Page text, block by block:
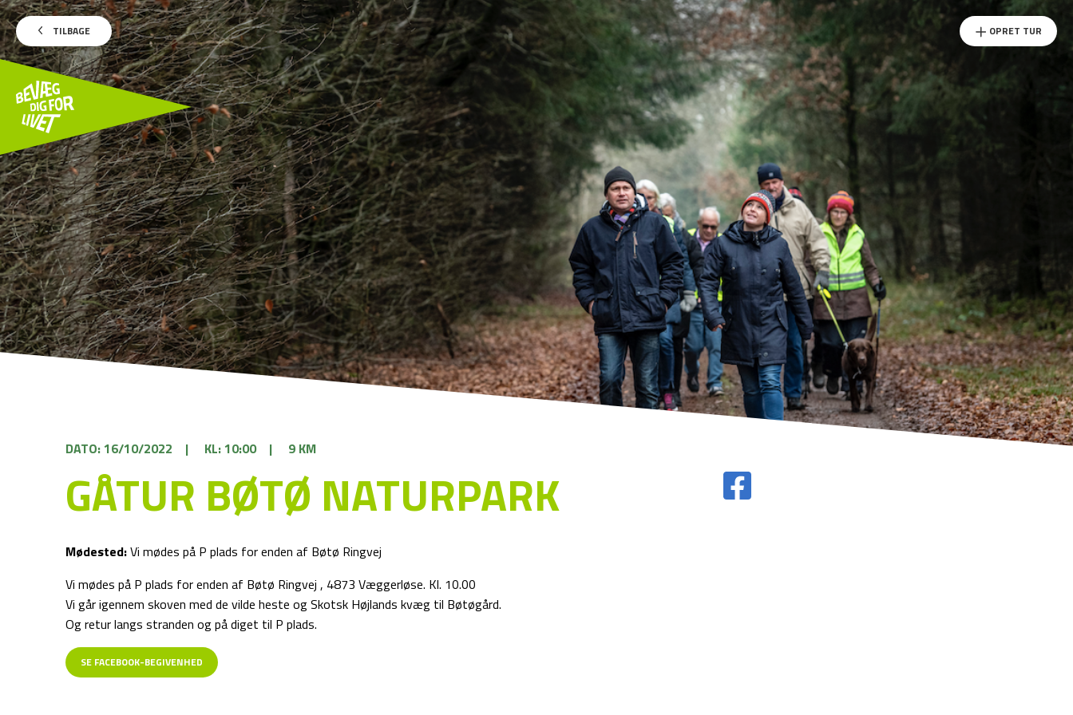
TILBAGE OPRET TUR
DATO: 16/10/2022 | KL: 10:00 | 9 KM
GÅTUR BØTØ NATURPARK
Mødested:Vi mødes på P plads for enden af Bøtø Ringvej
Vi mødes på P plads for enden af Bøtø Ringvej , 4873 Væggerløse. Kl. 10.00
Vi går igennem skoven med de vilde heste og Skotsk Højlands kvæg til Bøtøgård.
Og retur langs stranden og på diget til P plads.
SE FACEBOOK-BEGIVENHED